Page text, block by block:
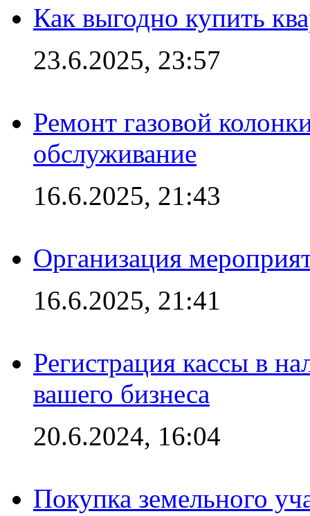
Как выгодно купить
23.6.2025, 23:57
Ремонт газовой
обслуживание
16.6.2025, 21:43
Организация
16.6.2025, 21:41
Регистрация кассы в
вашего бизнеса
20.6.2024, 16:04
Покупка земельного